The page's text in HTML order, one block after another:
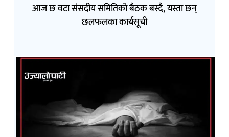
आज छ वटा संसदीय समितिको बैठक बस्दै, यस्ता छन्
छलफलका कार्यसूची